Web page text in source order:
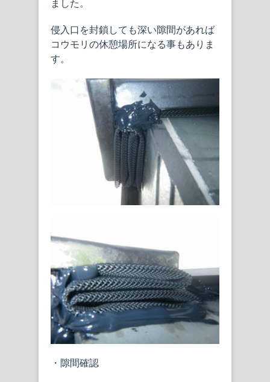
ました。
侵入口を封鎖しても深い隙間があれば
コウモリの休憩場所になる事もありま
す。
・隙間確認